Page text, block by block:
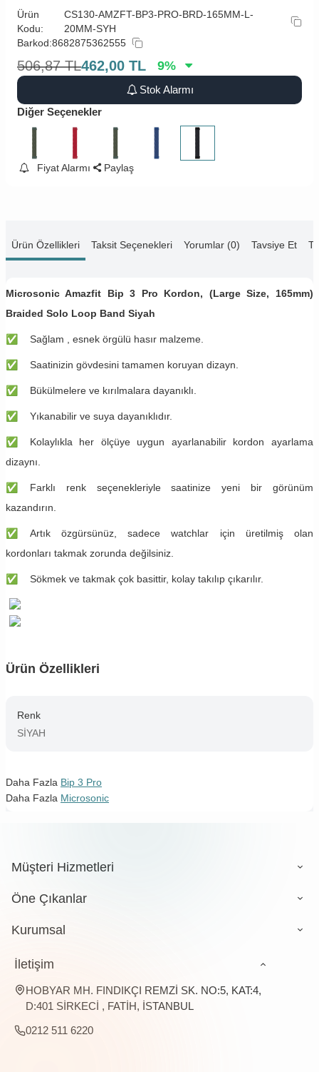
Ürün
Kodu:
CS130-AMZFT-BP3-PRO-BRD-165MM-L-
20MM-SYH
Barkod:8682875362555
506,87 TL462,00 TL 9%
Stok Alarmı
Diğer Seçenekler
Fiyat Alarmı Paylaş
Ürün Özellikleri Taksit Seçenekleri Yorumlar (0) Tavsiye Et
Microsonic Amazfit Bip 3 Pro Kordon, (Large Size, 165mm)
Braided Solo Loop Band Siyah
✅ ​Sağlam , esnek örgülü hasır malzeme.
✅ ​Saatinizin gövdesini tamamen koruyan dizayn.
✅ ​Bükülmelere ve kırılmalara dayanıklı.
✅ ​Yıkanabilir ve suya dayanıklıdır.
✅ ​Kolaylıkla her ölçüye uygun ayarlanabilir kordon ayarlama
dizaynı.
✅ ​Farklı renk seçenekleriyle saatinize yeni bir görünüm
kazandırın.
✅ ​Artık özgürsünüz, sadece watchlar için üretilmiş olan
kordonları takmak zorunda değilsiniz.
✅ ​Sökmek ve takmak çok basittir, kolay takılıp çıkarılır.
Ürün Özellikleri
Renk
SİYAH
Daha Fazla Bip 3 Pro
Daha Fazla Microsonic
Müşteri Hizmetleri
Öne Çıkanlar
Kurumsal
İletişim
HOBYAR MH. FINDIKÇI REMZİ SK. NO:5, KAT:4,
D:401 SİRKECİ , FATİH, İSTANBUL
0212 511 6220